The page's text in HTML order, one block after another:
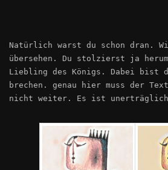
Natürlich warst du schon dran.
übersehen. Du stolzierst ja
Liebling des Königs. Dabei bist
brechen. genau hier muss der
nicht weiter. Es ist